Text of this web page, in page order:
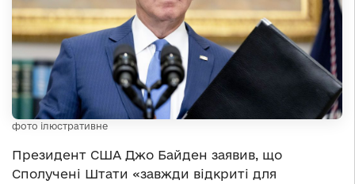
фото ілюстративне
Президент США Джо Байден заявив, що
Сполучені Штати «завжди відкриті для